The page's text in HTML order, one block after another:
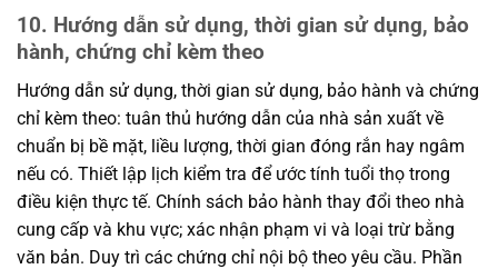
10. Hướng dẫn sử dụng, thời gian sử dụng, bảo
hành, chứng chỉ kèm theo
Hướng dẫn sử dụng, thời gian sử dụng, bảo hành và chứng
chỉ kèm theo: tuân thủ hướng dẫn của nhà sản xuất về
chuẩn bị bề mặt, liều lượng, thời gian đóng rắn hay ngâm
nếu có. Thiết lập lịch kiểm tra để ước tính tuổi thọ trong
điều kiện thực tế. Chính sách bảo hành thay đổi theo nhà
cung cấp và khu vực; xác nhận phạm vi và loại trừ bằng
văn bản. Duy trì các chứng chỉ nội bộ theo yêu cầu. Phần